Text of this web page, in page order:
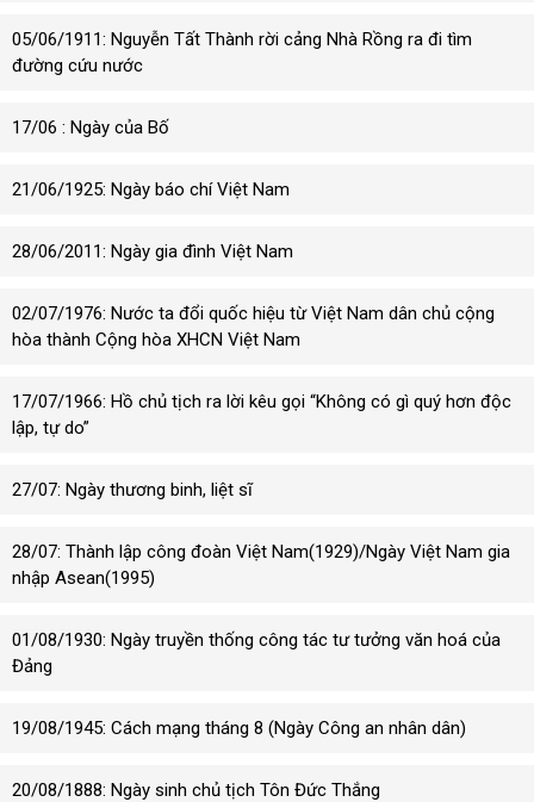
05/06/1911: Nguyễn Tất Thành rời cảng Nhà Rồng ra đi tìm
đường cứu nước
17/06 : Ngày của Bố
21/06/1925: Ngày báo chí Việt Nam
28/06/2011: Ngày gia đình Việt Nam
02/07/1976: Nước ta đổi quốc hiệu từ Việt Nam dân chủ cộng
hòa thành Cộng hòa XHCN Việt Nam
17/07/1966: Hồ chủ tịch ra lời kêu gọi “Không có gì quý hơn độc
lập, tự do”
27/07: Ngày thương binh, liệt sĩ
28/07: Thành lập công đoàn Việt Nam(1929)/Ngày Việt Nam gia
nhập Asean(1995)
01/08/1930: Ngày truyền thống công tác tư tưởng văn hoá của
Đảng
19/08/1945: Cách mạng tháng 8 (Ngày Công an nhân dân)
20/08/1888: Ngày sinh chủ tịch Tôn Đức Thắng